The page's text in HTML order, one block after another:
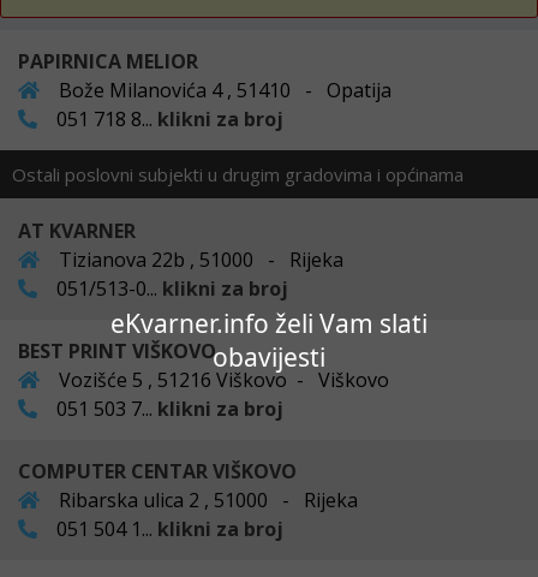
eKvarner.info želi Vam slati
obavijesti
PAPIRNICA MELIOR
Bože Milanovića 4 , 51410 - Opatija
051 718 8... klikni za broj
Ostali poslovni subjekti u drugim gradovima i općinama
AT KVARNER
Tizianova 22b , 51000 - Rijeka
051/513-0... klikni za broj
BEST PRINT VIŠKOVO
Vozišće 5 , 51216 Viškovo - Viškovo
051 503 7... klikni za broj
COMPUTER CENTAR VIŠKOVO
Ribarska ulica 2 , 51000 - Rijeka
051 504 1... klikni za broj